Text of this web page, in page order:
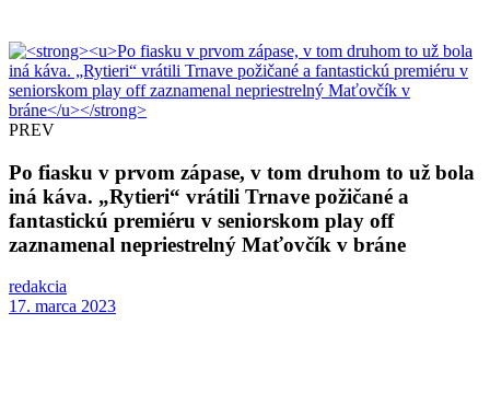
PREV
Po fiasku v prvom zápase, v tom druhom to už bola
iná káva. „Rytieri“ vrátili Trnave požičané a
fantastickú premiéru v seniorskom play off
zaznamenal nepriestrelný Maťovčík v bráne
redakcia
17. marca 2023